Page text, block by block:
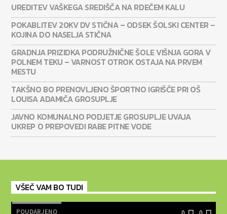
UREDITEV VAŠKEGA SREDIŠČA NA RDEČEM KALU
POKABLITEV 20KV DV STIČNA – ODSEK ŠOLSKI CENTER –
KOJINA DO NASELJA STIČNA
GRADNJA PRIZIDKA PODRUŽNIČNE ŠOLE VIŠNJA GORA V
POLNEM TEKU – VARNOST OTROK OSTAJA NA PRVEM
MESTU
TAKŠNO BO PRENOVLJENO ŠPORTNO IGRIŠČE PRI OŠ
LOUISA ADAMIČA GROSUPLJE
JAVNO KOMUNALNO PODJETJE GROSUPLJE UVAJA
UKREP O PREPOVEDI RABE PITNE VODE
VŠEČ VAM BO TUDI
POUDARJENO